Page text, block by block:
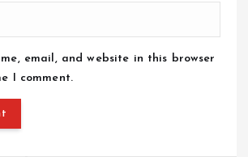
email, and website in this browser
I comment.